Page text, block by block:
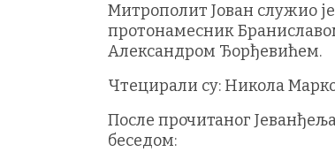
Митрополит Јован служио
протонамесник
Александром Ђорђевићем.
Чтецирали су: Никола
После прочитаног
беседом: